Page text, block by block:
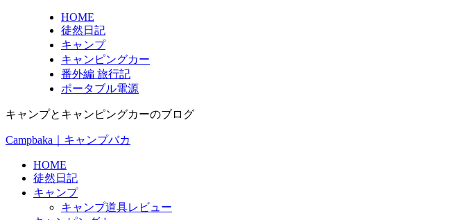
HOME
徒然日記
キャンプ
キャンピングカー
番外編 旅行記
ポータブル電源
キャンプとキャンピングカーのブログ
Campbaka｜キャンプバカ
HOME
徒然日記
キャンプ
キャンプ道具レビュー